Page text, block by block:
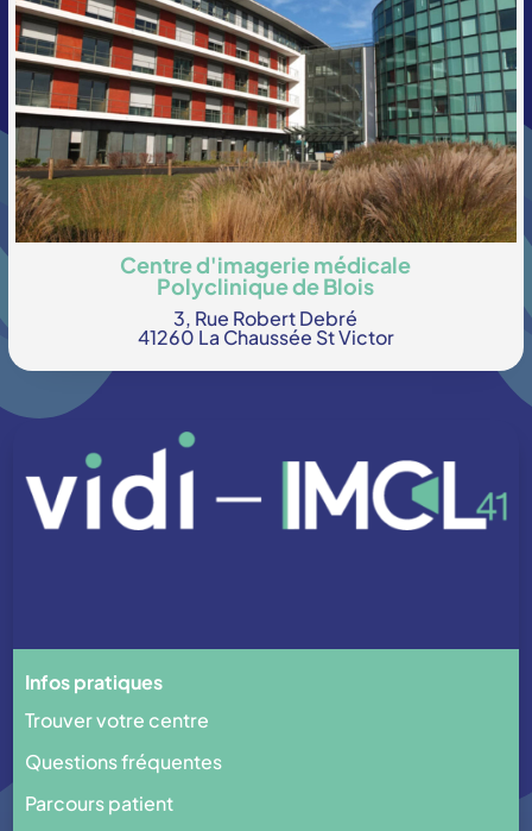
Centre d'imagerie médicale
Polyclinique de Blois
3, Rue Robert Debré
41260 La Chaussée St Victor
Infos pratiques
Trouver votre centre
Questions fréquentes
Parcours patient